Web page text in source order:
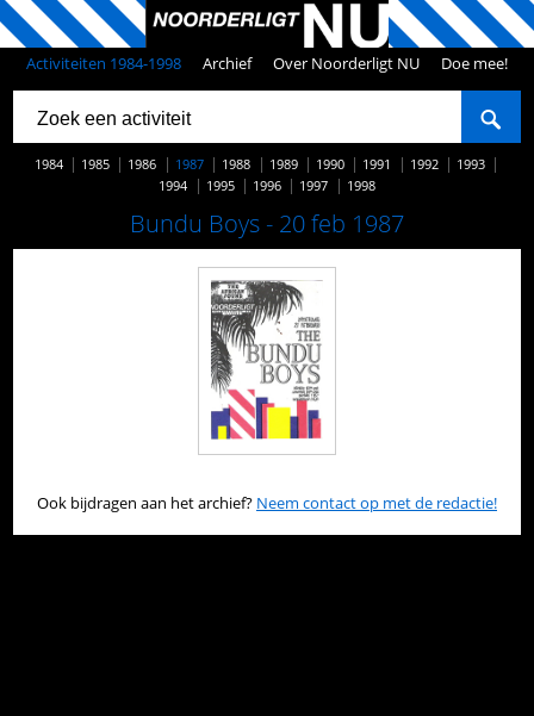
Activiteiten 1984-1998 Archief Over Noorderligt NU Doe mee!
1984 1985 1986 1987 1988 1989 1990 1991 1992
1993
1994
1995 1996 1997 1998
Bundu Boys - 20 feb 1987
Ook bijdragen aan het archief? Neem contact op met de redactie!